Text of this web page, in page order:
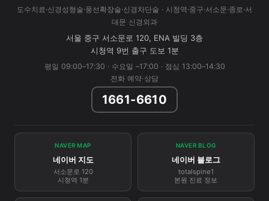
도수치료·신경성형술·풍선확장술·신경차단술 · 시청역·중구·서소문·종로·서
대문 신경외과
서울 중구 서소문로 120, ENA 빌딩 3층
시청역 9번 출구 도보 1분
평일 09:00–17:30 · 수요일 –17:00 · 점심 13:00–14:30
전화 예약·상담
1661-6610
NAVER MAP
네이버 지도
서소문로 120
시청역 1분
NAVER BLOG
네이버 블로그
totalspine1
본원 진료 정보